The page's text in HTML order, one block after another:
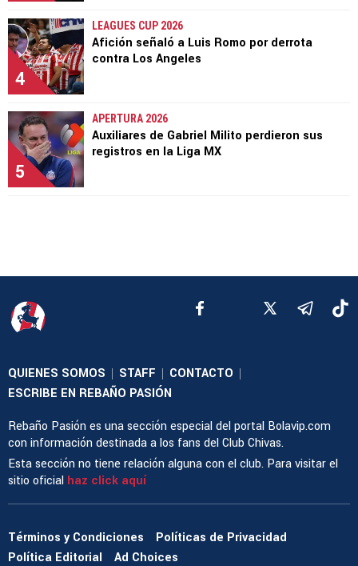
4
LEAGUES CUP 2026
Afición señaló a Luis Romo por derrota
contra Los Angeles
5
APERTURA 2026
Auxiliares de Gabriel Milito perdieron sus
registros en la Liga MX
QUIENES SOMOS | STAFF | CONTACTO |
ESCRIBE EN REBAÑO PASIÓN
Rebaño Pasión es una sección especial del portal Bolavip.com
con información destinada a los fans del Club Chivas.
Esta sección no tiene relación alguna con el club. Para visitar el
sitio oficial haz click aquí
Términos y Condiciones
Políticas de Privacidad
Política Editorial
Ad Choices